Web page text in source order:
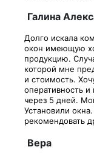
Галина
Долго искала
окон имеющую
продукцию.
которой мне
и стоимость.
оперативность
через 5 дней.
Установили
рекомендовать
Вера